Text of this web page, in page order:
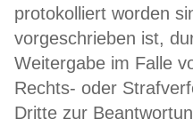
protokolliert worden
vorgeschrieben ist,
Weitergabe im Falle
Rechts- oder
Dritte zur